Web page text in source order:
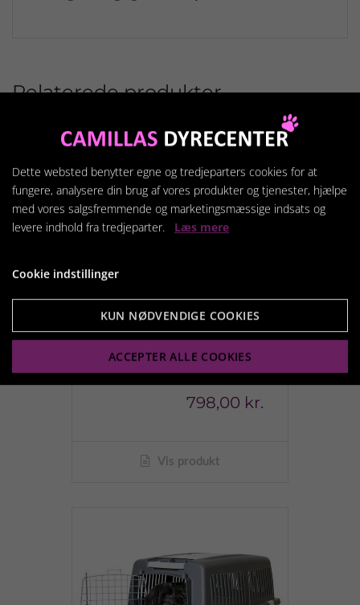
Relaterede produkter
Transportbur Gulliver
798,00 kr.
Vis produkt
Dette websted benytter egne og tredjeparters cookies for at
fungere, analysere din brug af vores produkter og tjenester, hjælpe
med vores salgsfremmende og marketingsmæssige indsats og
levere indhold fra tredjeparter. Læs mere
Cookie indstillinger
KUN NØDVENDIGE COOKIES
ACCEPTER ALLE COOKIES